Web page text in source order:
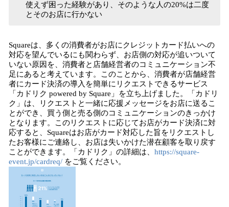
使えず困った経験があり、そのような人の20%は二度
とそのお店に行かない
Squareは、多くの消費者がお店にクレジットカード払いへの
対応を望んでいるにも関わらず、お店側の対応が追いついて
いない原因を、消費者と店舗経営者のコミュニケーション不
足にあると考えています。このことから、消費者が店舗経営
者にカード決済の導入を簡単にリクエストできるサービス
「カドリク powered by Square」を立ち上げました。「カドリ
ク」は、リクエストと一緒に応援メッセージをお店に送るこ
とができ、買う側と売る側のコミュニケーションのきっかけ
となります。このリクエストに応じてお店がカード決済に対
応すると、Squareはお店がカード対応した旨をリクエストし
たお客様にご連絡し、お店は失いかけた潜在顧客を取り戻す
ことができます。「カドリク」の詳細は、 https://square-
event.jp/cardreq/ をご覧ください。